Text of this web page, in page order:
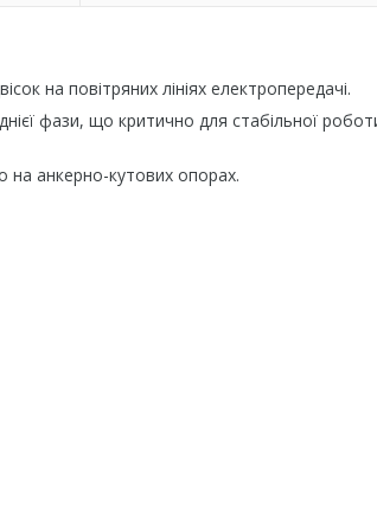
на повітряних лініях електропередачі.
фази, що критично для стабільної
на анкерно-кутових опорах.